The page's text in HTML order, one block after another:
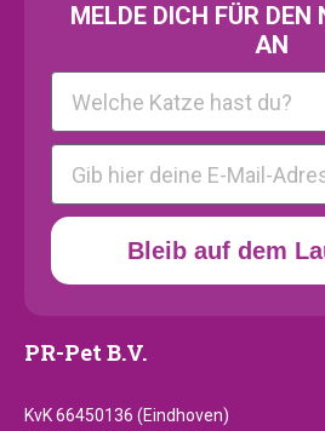
MELDE DICH FÜR DEN
AN
Kattenras
E-mail
Bleib auf dem
PR-Pet B.V.
KvK 66450136 (Eindhoven)